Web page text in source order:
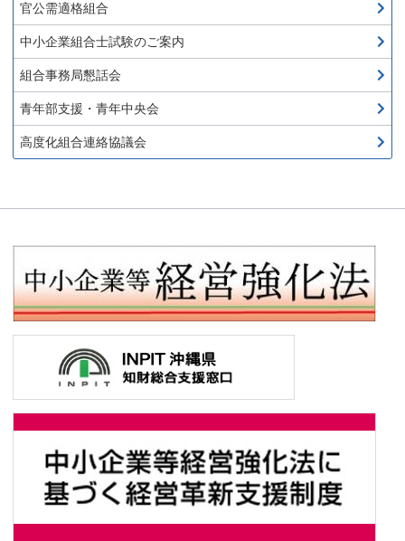
官公需適格組合
中小企業組合士試験のご案内
組合事務局懇話会
青年部支援・青年中央会
高度化組合連絡協議会